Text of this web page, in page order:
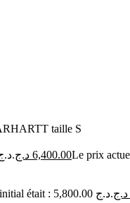
taille S
Le prix initial était : 7,500.00 د.ج. 6,400.00 د.ج
Le prix initial était : 5,800.00 د.ج.د.ج